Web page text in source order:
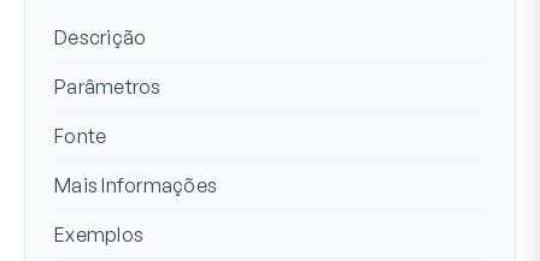
Descrição
Parâmetros
Fonte
Mais Informações
Exemplos